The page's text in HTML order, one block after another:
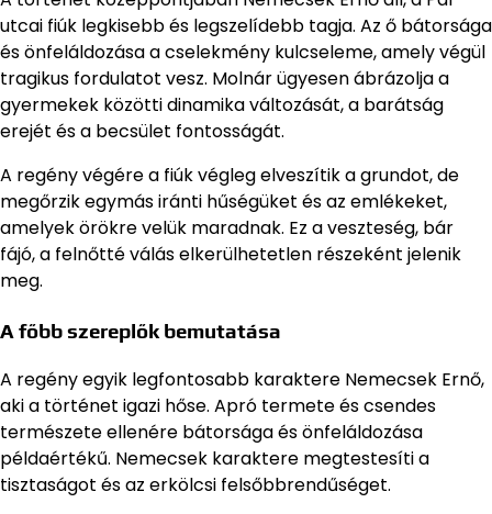
utcai fiúk legkisebb és legszelídebb tagja. Az ő bátorsága
és önfeláldozása a cselekmény kulcseleme, amely végül
tragikus fordulatot vesz. Molnár ügyesen ábrázolja a
gyermekek közötti dinamika változását, a barátság
erejét és a becsület fontosságát.
A regény végére a fiúk végleg elveszítik a grundot, de
megőrzik egymás iránti hűségüket és az emlékeket,
amelyek örökre velük maradnak. Ez a veszteség, bár
fájó, a felnőtté válás elkerülhetetlen részeként jelenik
meg.
A főbb szereplők bemutatása
A regény egyik legfontosabb karaktere Nemecsek Ernő,
aki a történet igazi hőse. Apró termete és csendes
természete ellenére bátorsága és önfeláldozása
példaértékű. Nemecsek karaktere megtestesíti a
tisztaságot és az erkölcsi felsőbbrendűséget.